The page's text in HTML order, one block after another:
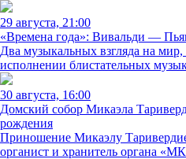
29 августа, 21:00
«Времена года»: Вивальди —
Два музыкальных взгляда на мир,
исполнении блистательных
30 августа, 16:00
Домский собор Микаэла
рождения
Приношение Микаэлу
органист и хранитель органа